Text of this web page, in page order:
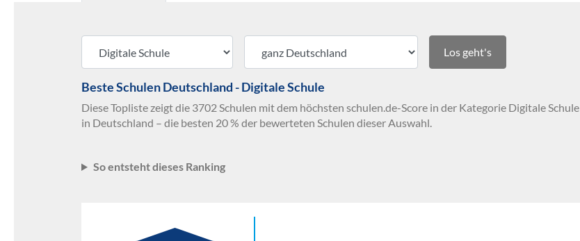
Los geht's
Beste Schulen Deutschland - Digitale Schule
Diese Topliste zeigt die 3702 Schulen mit dem höchsten schulen.de-Score in der Kategorie Digitale Schule
in Deutschland – die besten 20 % der bewerteten Schulen dieser Auswahl.
So entsteht dieses Ranking